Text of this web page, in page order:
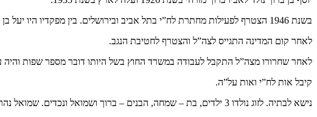
בשנת 1946 הצטרף לפעילות מחתרת לח”י בתל אביב ובירושלים. בין מפקדיו היו יעל בן דב ועמנואל הנגבי “אדם” עמו שמר על קשר במהלך השנים.
לאחר קום המדינה התגייס לצה”ל והצטרף לחטיבת הנגב.
לאחר שחרורו מצה”ל התקבל לעבודה במשרד החוץ בשל היותו דובר מספר שפות והיה עובד
קיבל אות לח”י ואות על”ה.
נישא לבתיה. לזוג נולדו 3 ילדים, בת – שמחה, הבנים – ברוך ושמואל ונכדים. שמואל נהרג בפעולת איבה בשנת 1997.